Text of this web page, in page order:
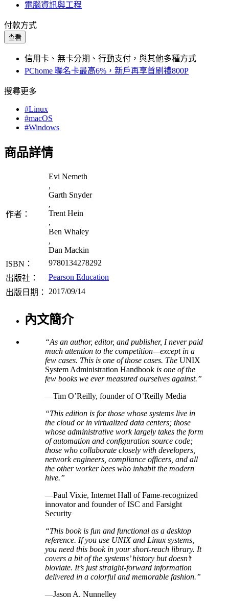
電腦資訊與工程
付款方式
查看
信用卡、無卡分期、行動支付，與其他多種方式
PChome 聯名卡最高6%，新戶再享首刷禮800P
搜尋更多
#Linux
#macOS
#Windows
商品詳情
作者：
Evi Nemeth
,
Garth Snyder
,
Trent Hein
,
Ben Whaley
,
Dan Mackin
ISBN：
9780134278292
出版社：
Pearson Education
出版日期：
2017/09/14
內文簡介
“As an author, editor, and publisher, I never paid
much attention to the competition—except in a
few cases. This is one of those cases. The UNIX
System Administration Handbook is one of the
few books we ever measured ourselves against.”
—Tim O’Reilly, founder of O’Reilly Media
“This edition is for those whose systems live in
the cloud or in virtualized data centers; those
whose administrative work largely takes the form
of automation and configuration source code;
those who collaborate closely with developers,
network engineers, compliance officers, and all
the other worker bees who inhabit the modern
hive.”
—Paul Vixie, Internet Hall of Fame-recognized
innovator and founder of ISC and Farsight
Security
“This book is fun and functional as a desktop
reference. If you use UNIX and Linux systems,
you need this book in your short-reach library. It
covers a bit of the systems’ history but doesn’t
bloviate. It’s just straight-forward information
delivered in a colorful and memorable fashion.”
—Jason A. Nunnelley